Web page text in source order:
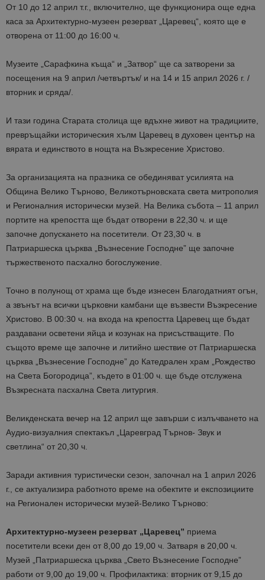
От 10 до 12 април т.г., включително, ще функционира още една
каса за Архитектурно-музеен резерват „Царевец“, която ще е
отворена от 11:00 до 16:00 ч.
Музеите „Сарафкина къща“ и „Затвор“ ще са затворени за
посещения на 9 април /четвъртък/ и на 14 и 15 април 2026 г. /
вторник и сряда/.
И тази година Старата столица ще вдъхне живот на традициите,
превръщайки историческия хълм Царевец в духовен център на
вярата и единството в нощта на Възкресение Христово.
За организацията на празника се обединяват усилията на
Община Велико Търново, Великотърновската света митрополия
и Регионалния исторически музей. На Велика събота – 11 април
портите на крепостта ще бъдат отворени в 22,30 ч. и ще
започне допускането на посетители. От 23,30 ч. в
Патриаршеска църква „Възнесение Господне” ще започне
тържественото пасхално богослужение.
Точно в полунощ от храма ще бъде изнесен Благодатният огън,
а звънът на всички църковни камбани ще възвести Възкресение
Христово. В 00:30 ч. на входа на крепостта Царевец ще бъдат
раздавани осветени яйца и козунак на присъстващите. По
същото време ще започне и литийно шествие от Патриаршеска
църква „Възнесение Господне” до Катедрален храм „Рождество
на Света Богородица”, където в 01:00 ч. ще бъде отслужена
Възкресната пасхална Света литургия.
Великденската вечер на 12 април ще завърши с излъчването на
Аудио-визуалния спектакъл „Царевград Търнов- Звук и
светлина“ от 20,30 ч.
Заради активния туристически сезон, започнал на 1 април 2026
г., се актуализира работното време на обектите и експозициите
на Регионален исторически музей-Велико Търново:
Архитектурно-музеен резерват „Царевец” приема
посетители всеки ден от 8,00 до 19,00 ч. Затваря в 20,00 ч.
Музей „Патриаршеска църква „Свето Възнесение Господне”
работи от 9,00 до 19,00 ч. Профилактика: вторник от 9,15 до